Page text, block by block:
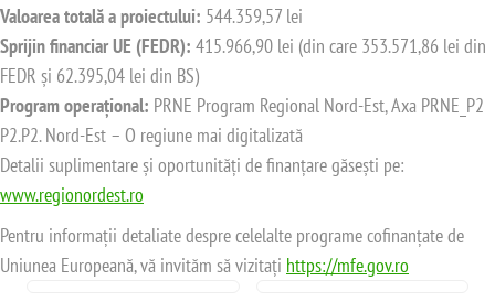
Valoarea totală a proiectului: 544.359,57 lei
Sprijin financiar UE (FEDR): 415.966,90 lei (din care 353.571,86 lei din
FEDR și 62.395,04 lei din BS)
Program operațional: PRNE Program Regional Nord-Est, Axa PRNE_P2
P2.P2. Nord-Est – O regiune mai digitalizată
Detalii suplimentare și oportunități de finanțare găsești pe:
www.regionordest.ro
Pentru informații detaliate despre celelalte programe cofinanțate de
Uniunea Europeană, vă invităm să vizitați https://mfe.gov.ro